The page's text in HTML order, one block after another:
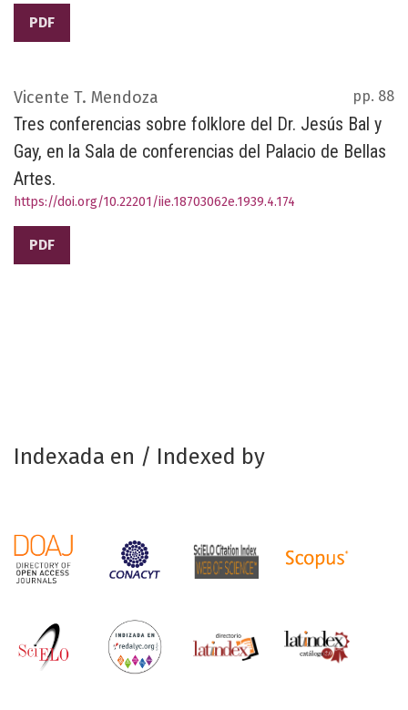
PDF
Vicente T. Mendoza pp. 88
Tres conferencias sobre folklore del Dr. Jesús Bal y
Gay, en la Sala de conferencias del Palacio de Bellas
Artes.
https://doi.org/10.22201/iie.18703062e.1939.4.174
PDF
Indexada en / Indexed by